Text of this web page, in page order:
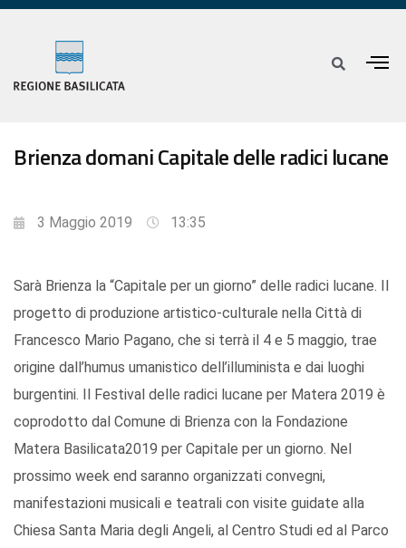
Brienza domani Capitale delle radici lucane
3 Maggio 2019 13:35
Sarà Brienza la “Capitale per un giorno” delle radici lucane. Il
progetto di produzione artistico-culturale nella Città di
Francesco Mario Pagano, che si terrà il 4 e 5 maggio, trae
origine dall’humus umanistico dell’illuminista e dai luoghi
burgentini. Il Festival delle radici lucane per Matera 2019 è
coprodotto dal Comune di Brienza con la Fondazione
Matera Basilicata2019 per Capitale per un giorno. Nel
prossimo week end saranno organizzati convegni,
manifestazioni musicali e teatrali con visite guidate alla
Chiesa Santa Maria degli Angeli, al Centro Studi ed al Parco